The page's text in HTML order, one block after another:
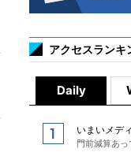
アクセスランキ
Daily
いまいメデ
門前減算あっ